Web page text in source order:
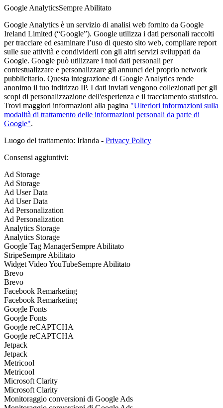
Google AnalyticsSempre Abilitato
Google Analytics è un servizio di analisi web fornito da Google
Ireland Limited (“Google”). Google utilizza i dati personali raccolti
per tracciare ed esaminare l’uso di questo sito web, compilare report
sulle sue attività e condividerli con gli altri servizi sviluppati da
Google. Google può utilizzare i tuoi dati personali per
contestualizzare e personalizzare gli annunci del proprio network
pubblicitario. Questa integrazione di Google Analytics rende
anonimo il tuo indirizzo IP. I dati inviati vengono collezionati per gli
scopi di personalizzazione dell'esperienza e il tracciamento statistico.
Trovi maggiori informazioni alla pagina "Ulteriori informazioni sulla
modalità di trattamento delle informazioni personali da parte di
Google".
Luogo del trattamento: Irlanda - Privacy Policy
Consensi aggiuntivi:
Ad Storage
Ad Storage
Ad User Data
Ad User Data
Ad Personalization
Ad Personalization
Analytics Storage
Analytics Storage
Google Tag ManagerSempre Abilitato
StripeSempre Abilitato
Widget Video YouTubeSempre Abilitato
Brevo
Brevo
Facebook Remarketing
Facebook Remarketing
Google Fonts
Google Fonts
Google reCAPTCHA
Google reCAPTCHA
Jetpack
Jetpack
Metricool
Metricool
Microsoft Clarity
Microsoft Clarity
Monitoraggio conversioni di Google Ads